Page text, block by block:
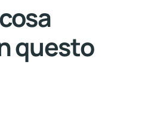
questo